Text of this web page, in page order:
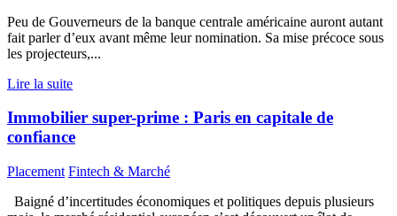
Peu de Gouverneurs de la banque centrale américaine auront autant
fait parler d’eux avant même leur nomination. Sa mise précoce sous
les projecteurs,...
Lire la suite
Immobilier super-prime : Paris en capitale de
confiance
Placement Fintech & Marché
Baigné d’incertitudes économiques et politiques depuis plusieurs